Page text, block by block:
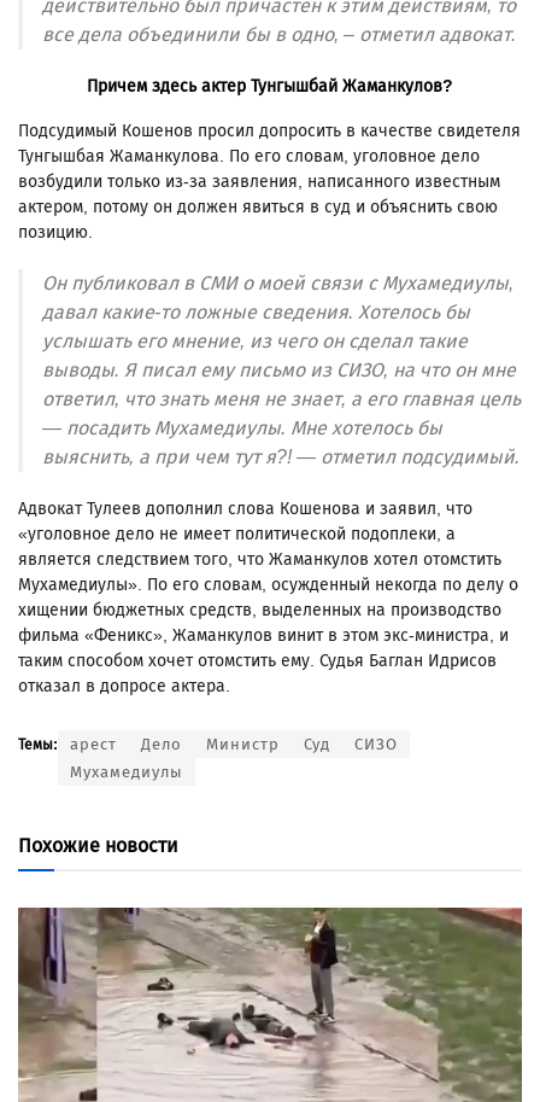
действительно был причастен к этим действиям, то
все дела объединили бы в одно, – отметил адвокат.
Причем здесь актер Тунгышбай Жаманкулов?
Подсудимый Кошенов просил допросить в качестве свидетеля
Тунгышбая Жаманкулова. По его словам, уголовное дело
возбудили только из-за заявления, написанного известным
актером, потому он должен явиться в суд и объяснить свою
позицию.
Он публиковал в СМИ о моей связи с Мухамедиулы,
давал какие-то ложные сведения. Хотелось бы
услышать его мнение, из чего он сделал такие
выводы. Я писал ему письмо из СИЗО, на что он мне
ответил, что знать меня не знает, а его главная цель
— посадить Мухамедиулы. Мне хотелось бы
выяснить, а при чем тут я?! — отметил подсудимый.
Адвокат Тулеев дополнил слова Кошенова и заявил, что
«уголовное дело не имеет политической подоплеки, а
является следствием того, что Жаманкулов хотел отомстить
Мухамедиулы». По его словам, осужденный некогда по делу о
хищении бюджетных средств, выделенных на производство
фильма «Феникс», Жаманкулов винит в этом экс-министра, и
таким способом хочет отомстить ему. Судья Баглан Идрисов
отказал в допросе актера.
Темы: арест Дело Министр Суд
СИЗО
Мухамедиулы
Похожие новости